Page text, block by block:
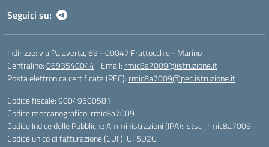
Seguici su:
Indirizzo:via Palaverta, 69 - 00047 Frattocchie - Marino
Centralino:0693540044 Email: rmic8a7009@istruzione.it
Posta elettronica certificata (PEC): rmic8a7009@pec.istruzione.it
Codice fiscale: 90049500581
Codice meccanografico: rmic8a7009
Codice Indice delle Pubbliche Amministrazioni (IPA): istsc_rmic8a7009
Codice unico di fatturazione (CUF): UF5D2G